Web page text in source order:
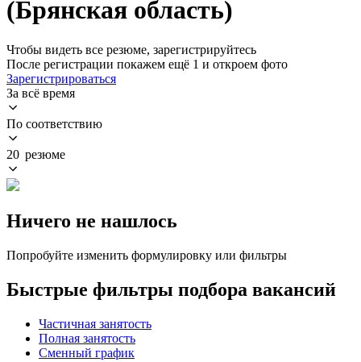
(Брянская область)
Чтобы видеть все резюме, зарегистрируйтесь
После регистрации покажем ещё 1 и откроем фото
Зарегистрироваться
За всё время
По соответствию
20 резюме
Ничего не нашлось
Попробуйте изменить формулировку или фильтры
Быстрые фильтры подбора вакансий
Частичная занятость
Полная занятость
Сменный график